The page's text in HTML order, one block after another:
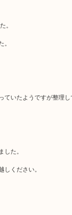
。
いたようですが整理
た。
ください。